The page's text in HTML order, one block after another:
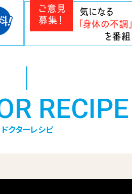
RECIPE
ドクターレシピ